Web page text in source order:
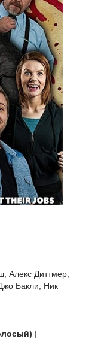
Алекс Диттмер,
Бакли, Ник
|